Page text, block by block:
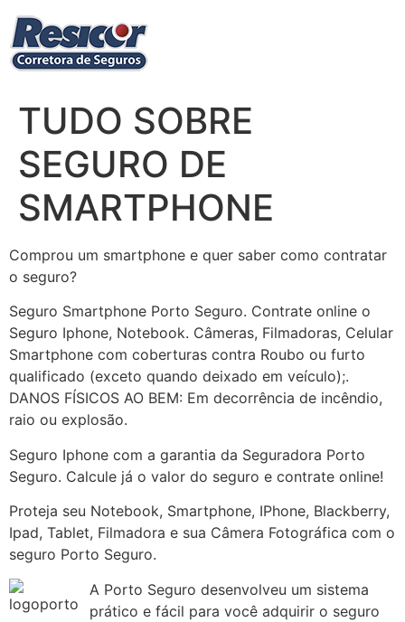
para
conteúdo
TUDO SOBRE
SEGURO DE
SMARTPHONE
Comprou um smartphone e quer saber como contratar
o seguro?
Seguro Smartphone Porto Seguro. Contrate online o
Seguro Iphone, Notebook. Câmeras, Filmadoras, Celular
Smartphone com coberturas contra Roubo ou furto
qualificado (exceto quando deixado em veículo);.
DANOS FÍSICOS AO BEM: Em decorrência de incêndio,
raio ou explosão.
Seguro Iphone com a garantia da Seguradora Porto
Seguro. Calcule já o valor do seguro e contrate online!
Proteja seu Notebook, Smartphone, IPhone, Blackberry,
Ipad, Tablet, Filmadora e sua Câmera Fotográfica com o
seguro Porto Seguro.
A Porto Seguro desenvolveu um sistema
prático e fácil para você adquirir o seguro